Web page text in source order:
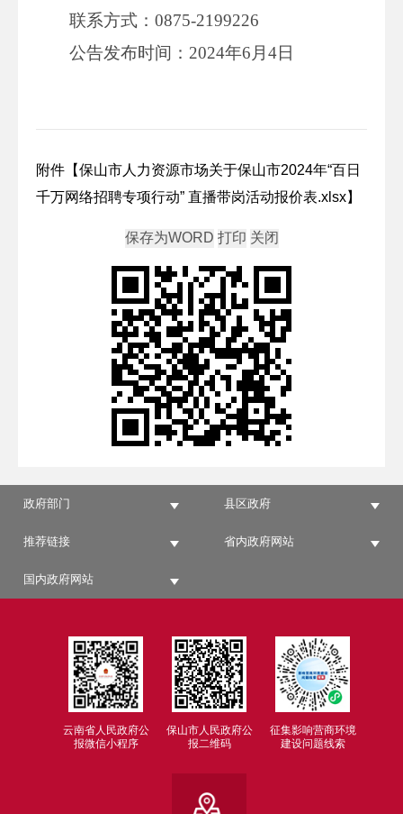
联系方式：0875-2199226
公告发布时间：2024年6月4日
附件【保山市人力资源市场关于保山市2024年“百日
千万网络招聘专项行动” 直播带岗活动报价表.xlsx】
政府部门 县区政府
推荐链接 省内政府网站
国内政府网站
云南省人民政府公
报微信小程序
保山市人民政府公
报二维码
征集影响营商环境
建设问题线索